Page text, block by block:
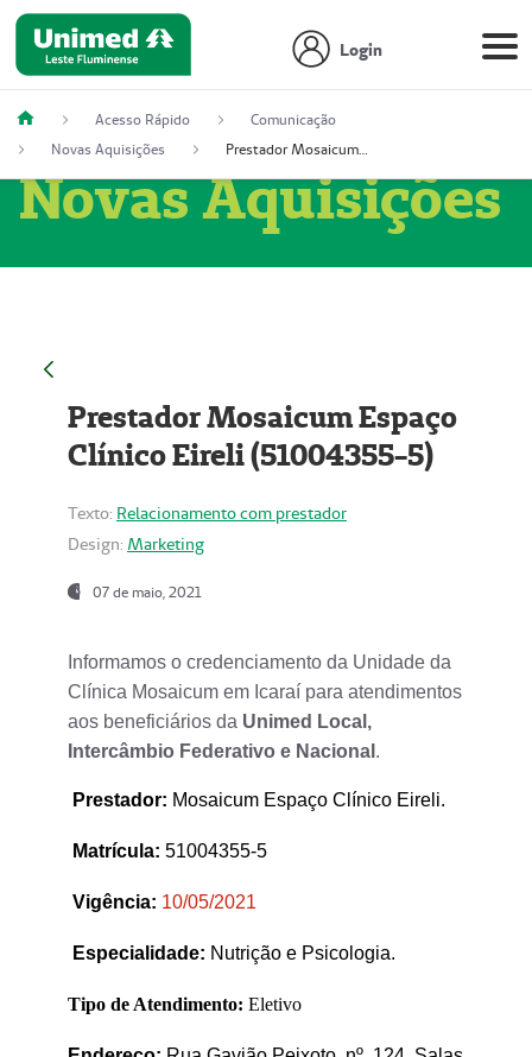
Login
Acesso Rápido
Comunicação
Novas Aquisições
Prestador Mosaicum Espaço Clínico Eireli (51004355-5)
Novas Aquisições
Prestador Mosaicum Espaço
Clínico Eireli (51004355-5)
Texto: Relacionamento com prestador
Design: Marketing
07 de maio, 2021
Informamos o credenciamento da Unidade da
Clínica Mosaicum em Icaraí para atendimentos
aos beneficiários da Unimed Local,
Intercâmbio Federativo e Nacional .
Prestador: Mosaicum Espaço Clínico Eireli.
Matrícula: 51004355-5
Vigência: 10/05/2021
Especialidade: Nutrição e Psicologia.
Tipo de Atendimento: Eletivo